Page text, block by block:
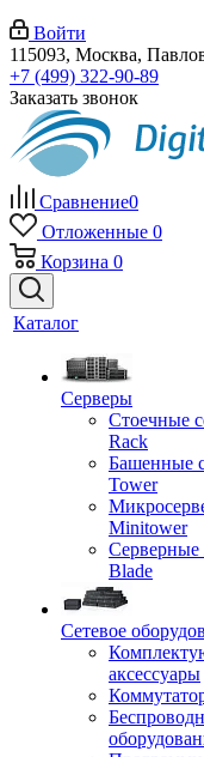
Войти
115093, Москва,
+7 (499) 322-90-89
Заказать звонок
Сравнение0
Отложенные 0
Корзина 0
Каталог
Серверы
Стоечные
Rack
Башенные
Tower
Minitower
Серверные
Blade
Сетевое
аксессуары